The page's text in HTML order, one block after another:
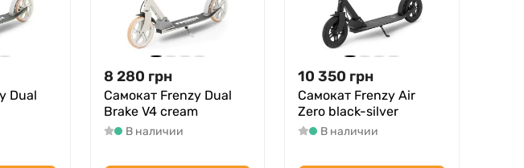
Dual
8 280 грн
Самокат Frenzy Dual
Brake V4 cream
В наличии
10 350 грн
Самокат Frenzy Air
Zero black-silver
В наличии